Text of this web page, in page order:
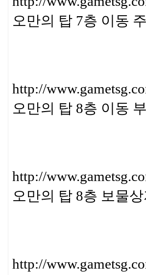
오만의 탑 7층 이동
http://
오만의 탑 8층 이동
http://
오만의 탑 8층 보물
http://